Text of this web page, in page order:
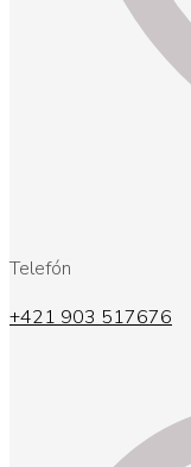
Telefón
+421 903 517676